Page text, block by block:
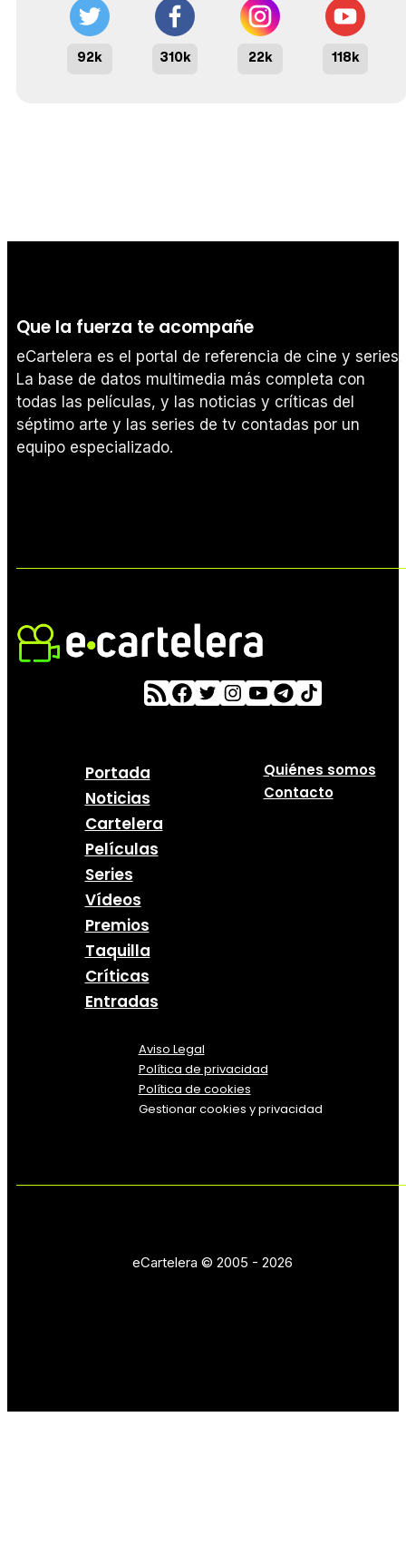
92k 310k 22k 118k
Que la fuerza te acompañe
eCartelera es el portal de referencia de cine y series.
La base de datos multimedia más completa con
todas las películas, y las noticias y críticas del
séptimo arte y las series de tv contadas por un
equipo especializado.
Portada
Noticias
Cartelera
Películas
Series
Vídeos
Premios
Taquilla
Críticas
Entradas
Quiénes somos
Contacto
Aviso Legal
Política de privacidad
Política de cookies
Gestionar cookies y privacidad
eCartelera © 2005 - 2026